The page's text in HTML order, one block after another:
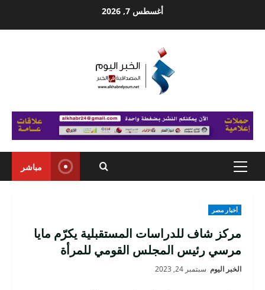
أغسطس 7, 2026
Primary
مباشر
أخبار مصر
مركز شاف للدراسات المستقبلية يكرّم مايا
مرسي رئيس المجلس القومي للمرأة
الخبر اليوم سبتمبر 24, 2023